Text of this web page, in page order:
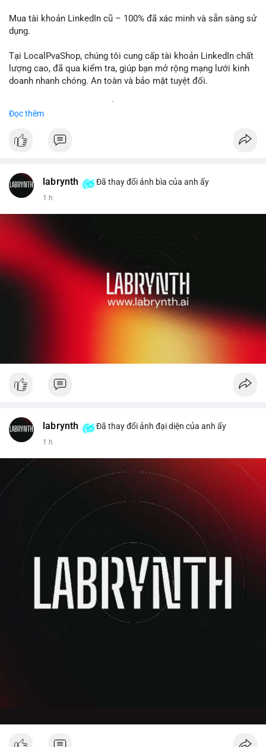
Mua tài khoản LinkedIn cũ – 100% đã xác minh và sẵn sàng sử
dụng.
Tại LocalPvaShop, chúng tôi cung cấp tài khoản LinkedIn chất
lượng cao, đã qua kiểm tra, giúp bạn mở rộng mạng lưới kinh
doanh nhanh chóng. An toàn và bảo mật tuyệt đối.
✅ Phản hồi trong 24 giờ
✅ Email: localpvashop@gmail.com
Đọc thêm
labrynth Đã thay đổi ảnh bìa của anh ấy
1 h
labrynth Đã thay đổi ảnh đại diện của anh ấy
1 h